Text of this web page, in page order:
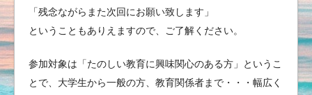
「残念ながらまた次回にお願い致します」
ということもありえますので、ご了解ください。
参加対象は「たのしい教育に興味関心のある方」というこ
とで、大学生から一般の方、教育関係者まで・・・幅広く